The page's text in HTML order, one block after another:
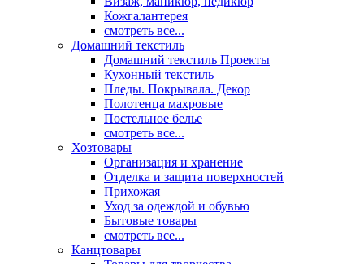
Кожгалантерея
смотреть все...
Домашний текстиль
Домашний текстиль Проекты
Кухонный текстиль
Пледы. Покрывала. Декор
Полотенца махровые
Постельное белье
смотреть все...
Хозтовары
Организация и хранение
Отделка и защита поверхностей
Прихожая
Уход за одеждой и обувью
Бытовые товары
смотреть все...
Канцтовары